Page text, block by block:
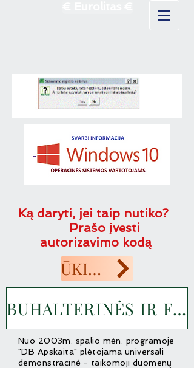
Ką daryti, jei taip nutiko?
Prašo įvesti
autorizavimo kodą
ŪKININKAMS SVARBI INFORMACIJA IR NAUJIENOS
BUHALTERINĖS IR FINANSŲ APSKAITOS PROGRAMA "DB APSKAITA"
Nuo 2003m. spalio mėn. programoje
"DB Apskaita" plėtojama universali
demonstracinė - taikomoji duomenų